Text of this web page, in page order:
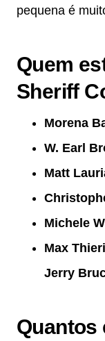
pequena é
Quem
Sheriff
Morena
W. Earl
Matt
Michele
Max
Jerry
Quantos